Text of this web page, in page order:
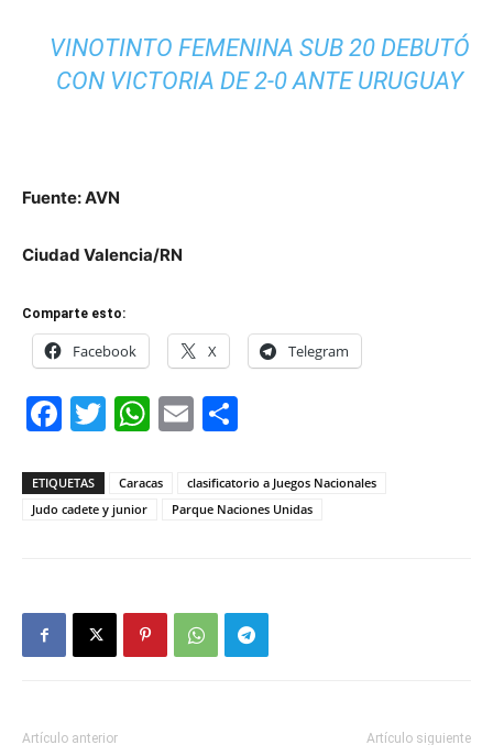
VINOTINTO FEMENINA SUB 20 DEBUTÓ
CON VICTORIA DE 2-0 ANTE URUGUAY
Fuente: AVN
Ciudad Valencia/RN
Comparte esto:
Facebook X Telegram
Facebook
Twitter
WhatsApp
Email
ETIQUETAS Caracas
clasificatorio a Juegos Nacionales
Judo cadete y junior
Parque Naciones Unidas
Artículo anterior Artículo siguiente